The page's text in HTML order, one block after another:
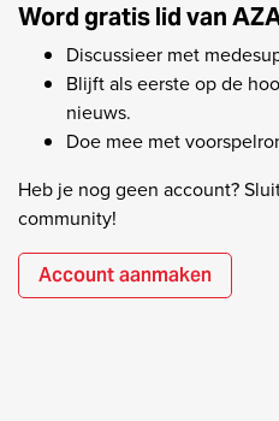
Word gratis lid van
Discussieer met
Blijft als eerste op de
nieuws.
Doe mee met
Heb je nog geen account?
community!
Account aanmaken